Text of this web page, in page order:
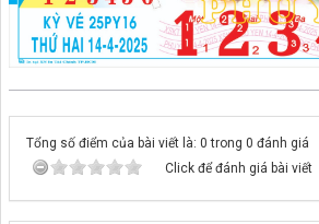
Tổng số điểm của bài viết là: 0 trong 0 đánh giá
Click để đánh giá bài viết